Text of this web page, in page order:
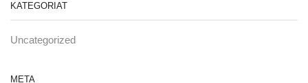
KATEGORIAT
Uncategorized
META